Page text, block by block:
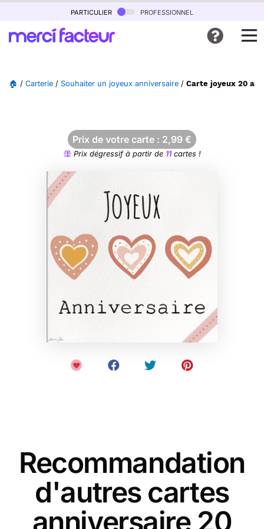
particulier professionnel
🏠 / Carterie / Souhaiter un joyeux anniversaire / Carte joyeux 20
Prix de votre carte : 2,99 €
Prix dégressif à partir de 11cartes !
Recommandation
d'autres cartes
anniversaire 20